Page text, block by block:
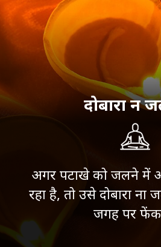
अगर पटाखे को जलने में
रहा है, तो उसे दोबारा
जगह पर
दोबारा न